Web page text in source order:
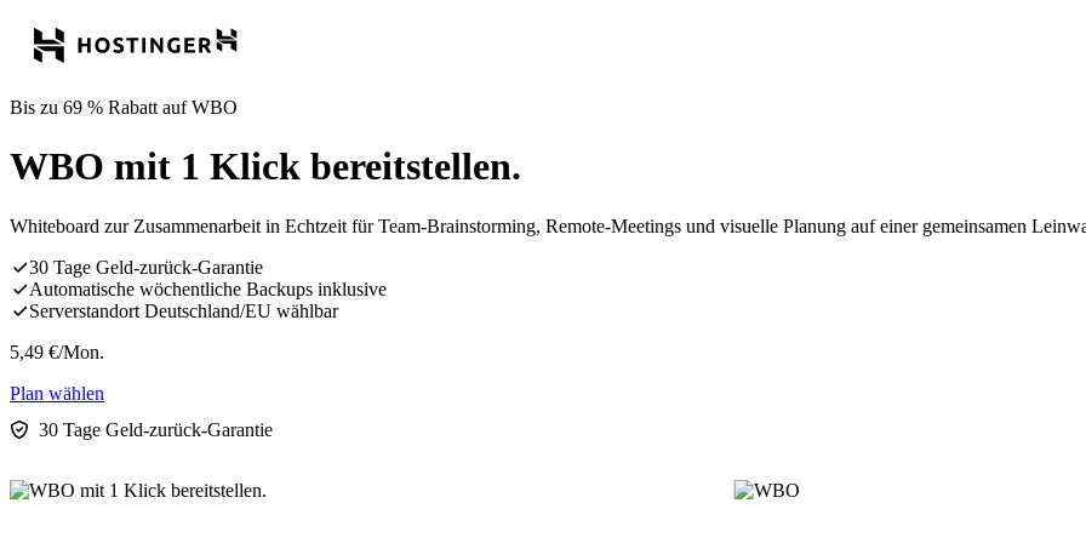
Bis zu 69 % Rabatt auf WBO
WBO mit 1 Klick bereitstellen.
Whiteboard zur Zusammenarbeit in Echtzeit für Team-Brainstorming, Remote-Meetings und visuelle Planung auf einer gemeinsamen
30 Tage Geld-zurück-Garantie
Automatische wöchentliche Backups inklusive
Serverstandort Deutschland/EU wählbar
5,49 €/Mon.
Plan wählen
30 Tage Geld-zurück-Garantie